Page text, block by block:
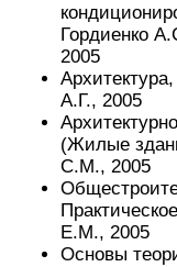
Гордиенко
2005
А.Г., 2005
(Жилые
С.М., 2005
Е.М., 2005
Основы